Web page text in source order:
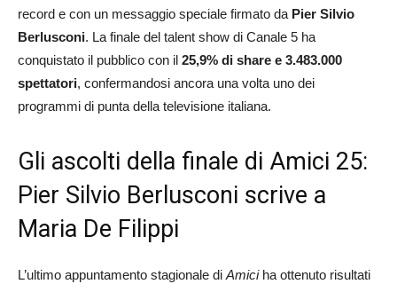
record e con un messaggio speciale firmato da Pier Silvio
Berlusconi. La finale del talent show di Canale 5 ha
conquistato il pubblico con il 25,9% di share e 3.483.000
spettatori, confermandosi ancora una volta uno dei
programmi di punta della televisione italiana.
Gli ascolti della finale di Amici 25:
Pier Silvio Berlusconi scrive a
Maria De Filippi
L’ultimo appuntamento stagionale di Amiciha ottenuto risultati